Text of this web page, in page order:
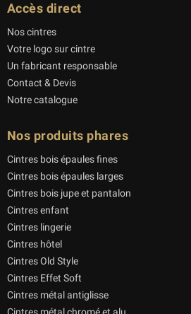
Accès direct
Nos cintres
Votre logo sur cintre
Un fabricant responsable
Contact & Devis
Notre catalogue
Nos produits phares
Cintres bois épaules fines
Cintres bois épaules larges
Cintres bois jupe et pantalon
Cintres enfant
Cintres lingerie
Cintres hôtel
Cintres Old Style
Cintres Effet Soft
Cintres métal antiglisse